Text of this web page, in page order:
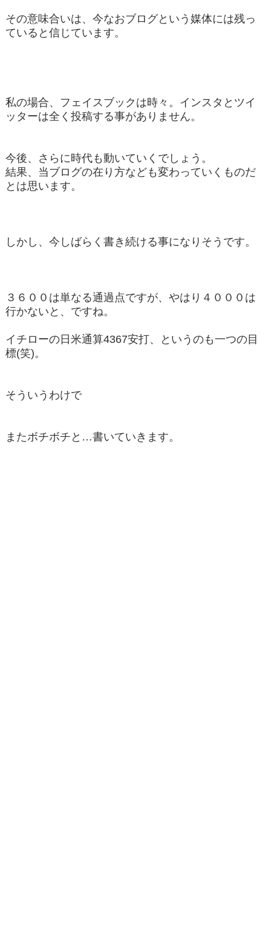
その意味合いは、今なおブログという媒体には残っ
ていると信じています。
私の場合、フェイスブックは時々。インスタとツイ
ッターは全く投稿する事がありません。
今後、さらに時代も動いていくでしょう。
結果、当ブログの在り方なども変わっていくものだ
とは思います。
しかし、今しばらく書き続ける事になりそうです。
３６００は単なる通過点ですが、やはり４０００は
行かないと、ですね。
イチローの日米通算4367安打、というのも一つの目
標(笑)。
そういうわけで
またボチボチと…書いていきます。